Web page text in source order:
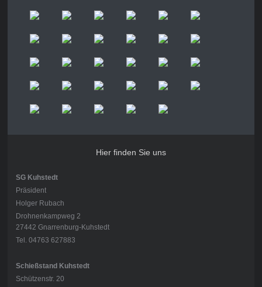
Hier finden Sie uns
SG Kuhstedt
Präsident
Holger Rubach
Drohnenkampweg 2
27442 Gnarrenburg-Kuhstedt
Tel. 04763 627883
Schießstand Kuhstedt
Schützenstr. 20